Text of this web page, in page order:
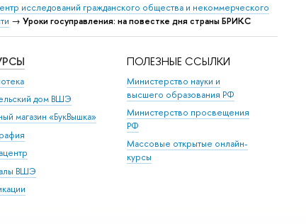
исследований гражданского общества и некоммерческого
→ Уроки госуправления: на повестке дня страны БРИКС
дом ВШЭ
магазин «БукВышка»
ВШЭ
ПОЛЕЗНЫЕ ССЫЛКИ
Министерство науки и
высшего образования РФ
Министерство просвещения
РФ
Массовые открытые онлайн-
курсы